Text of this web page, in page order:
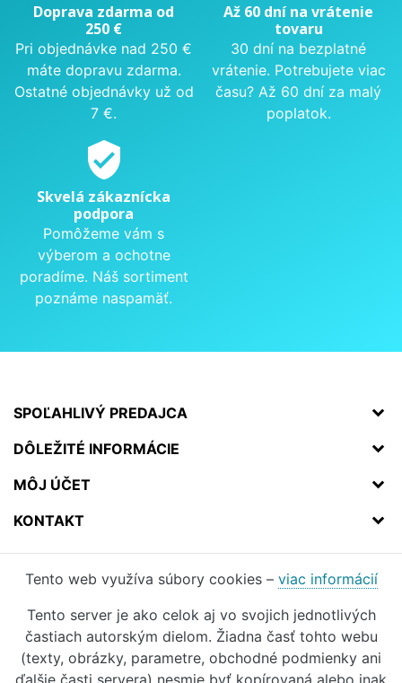
Doprava zdarma od
250 €
Pri objednávke nad 250 €
máte dopravu zdarma.
Ostatné objednávky už od
7 €.
Až 60 dní na vrátenie
tovaru
30 dní na bezplatné
vrátenie. Potrebujete viac
času? Až 60 dní za malý
poplatok.
verified_user
Skvelá zákaznícka
podpora
Pomôžeme vám s
výberom a ochotne
poradíme. Náš sortiment
poznáme naspamäť.
SPOĽAHLIVÝ PREDAJCA
DÔLEŽITÉ INFORMÁCIE
MÔJ ÚČET
KONTAKT
Tento web využíva súbory cookies – viac informácií
Tento server je ako celok aj vo svojich jednotlivých
častiach autorským dielom. Žiadna časť tohto webu
(texty, obrázky, parametre, obchodné podmienky ani
ďalšie časti servera) nesmie byť kopírovaná alebo inak